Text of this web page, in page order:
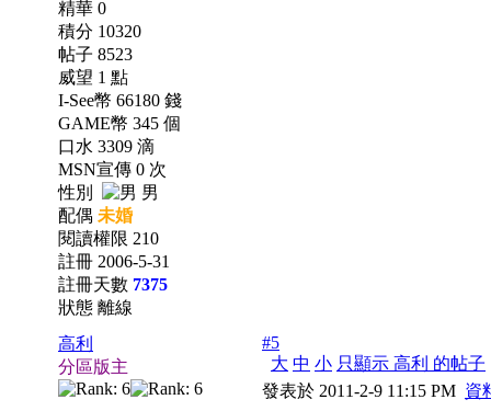
精華 0
積分 10320
帖子 8523
威望 1 點
I-See幣 66180 錢
GAME幣 345 個
口水 3309 滴
MSN宣傳 0 次
性別
男
配偶 未婚
閱讀權限 210
註冊 2006-5-31
註冊天數 7375
狀態 離線
高利
分區版主
#5
大 中 小 只顯示 高利 的帖子
發表於 2011-2-9 11:15 PM 資